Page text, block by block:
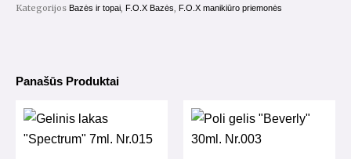
Kategorijos Bazės ir topai, F.O.X Bazės, F.O.X manikiūro priemonės
Panašūs Produktai